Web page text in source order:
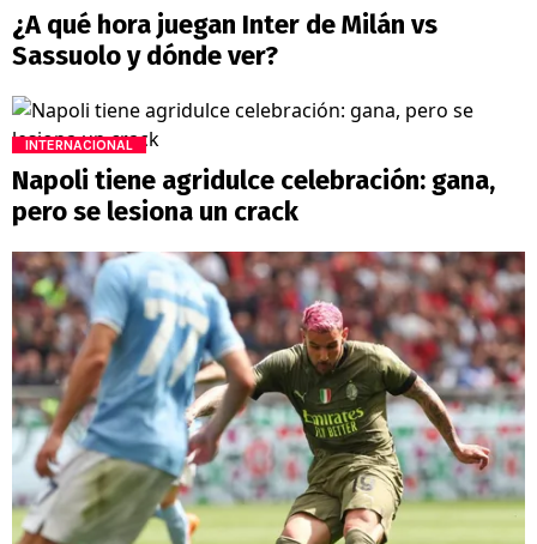
¿A qué hora juegan Inter de Milán vs
Sassuolo y dónde ver?
INTERNACIONAL
Napoli tiene agridulce celebración: gana,
pero se lesiona un crack